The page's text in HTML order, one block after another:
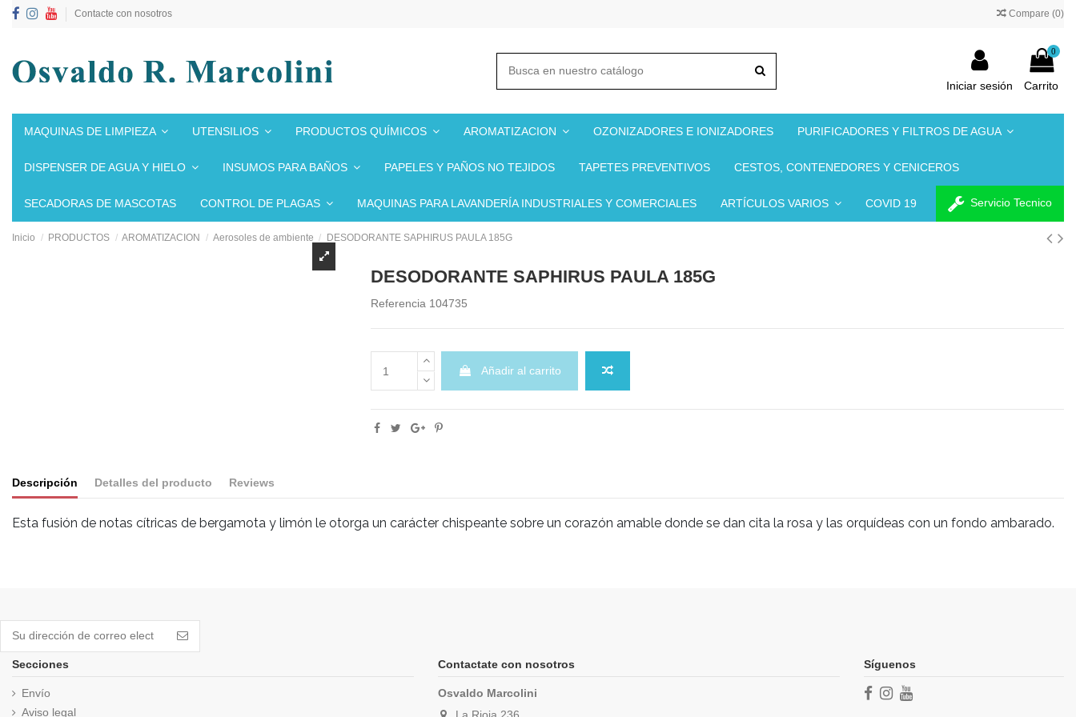
Contacte con nosotros Compare (0)
Iniciar sesión
0
Carrito
MAQUINAS DE LIMPIEZA UTENSILIOS PRODUCTOS QUÍMICOS AROMATIZACION OZONIZADORES E IONIZADORES PURIFICADORES Y FILTROS DE AGUA
DISPENSER DE AGUA Y HIELO INSUMOS PARA BAÑOS PAPELES Y PAÑOS NO TEJIDOS TAPETES PREVENTIVOS CESTOS, CONTENEDORES Y CENICEROS
SECADORAS DE MASCOTAS CONTROL DE PLAGAS MAQUINAS PARA LAVANDERÍA INDUSTRIALES Y COMERCIALES ARTÍCULOS VARIOS Servicio Tecnico
COVID 19
Inicio PRODUCTOS AROMATIZACION Aerosoles de ambiente DESODORANTE SAPHIRUS PAULA 185G
DESODORANTE SAPHIRUS PAULA 185G
Referencia 104735
Añadir al carrito
Descripción Detalles del producto Reviews
Esta fusión de notas cítricas de bergamota y limón le otorga un carácter chispeante sobre un corazón amable donde se dan cita la rosa y las orquídeas con un fondo ambarado.
Secciones
Envío
Aviso legal
Contactate con nosotros
Osvaldo Marcolini
La Rioja 236
Síguenos